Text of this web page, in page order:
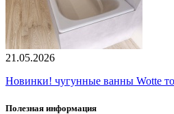
21.05.2026
Новинки! чугунные ванны Wotte
Полезная информация